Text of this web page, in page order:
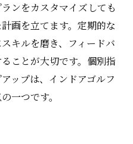
ンをカスタマイズしても
画を立てます。定期的な
キルを磨き、フィードバ
ことが大切です。個別指
ップは、インドアゴルフ
一つです。